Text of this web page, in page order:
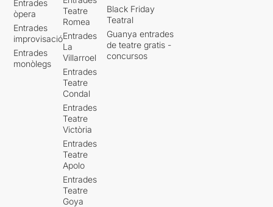
Entrades
òpera
Entrades
improvisació
Entrades
monòlegs
Teatre
Romea
Entrades
La
Villarroel
Entrades
Teatre
Condal
Entrades
Teatre
Victòria
Entrades
Teatre
Apolo
Entrades
Teatre
Goya
Black Friday
Teatral
Guanya entrades
de teatre gratis -
concursos